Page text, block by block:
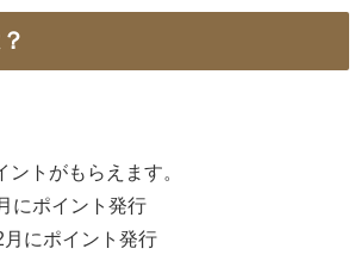
トがもらえます。
にポイント発行
にポイント発行